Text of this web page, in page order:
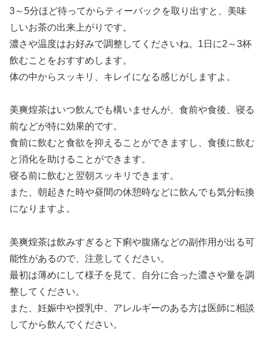
3～5分ほど待ってからティーバックを取り出すと、美味
しいお茶の出来上がりです。
濃さや温度はお好みで調整してくださいね。1日に2～3杯
飲むことをおすすめします。
体の中からスッキリ、キレイになる感じがしますよ。
美爽煌茶はいつ飲んでも構いませんが、食前や食後、寝る
前などが特に効果的です。
食前に飲むと食欲を抑えることができますし、食後に飲む
と消化を助けることができます。
寝る前に飲むと翌朝スッキリできます。
また、朝起きた時や昼間の休憩時などに飲んでも気分転換
になりますよ。
美爽煌茶は飲みすぎると下痢や腹痛などの副作用が出る可
能性があるので、注意してください。
最初は薄めにして様子を見て、自分に合った濃さや量を調
整してください。
また、妊娠中や授乳中、アレルギーのある方は医師に相談
してから飲んでください。